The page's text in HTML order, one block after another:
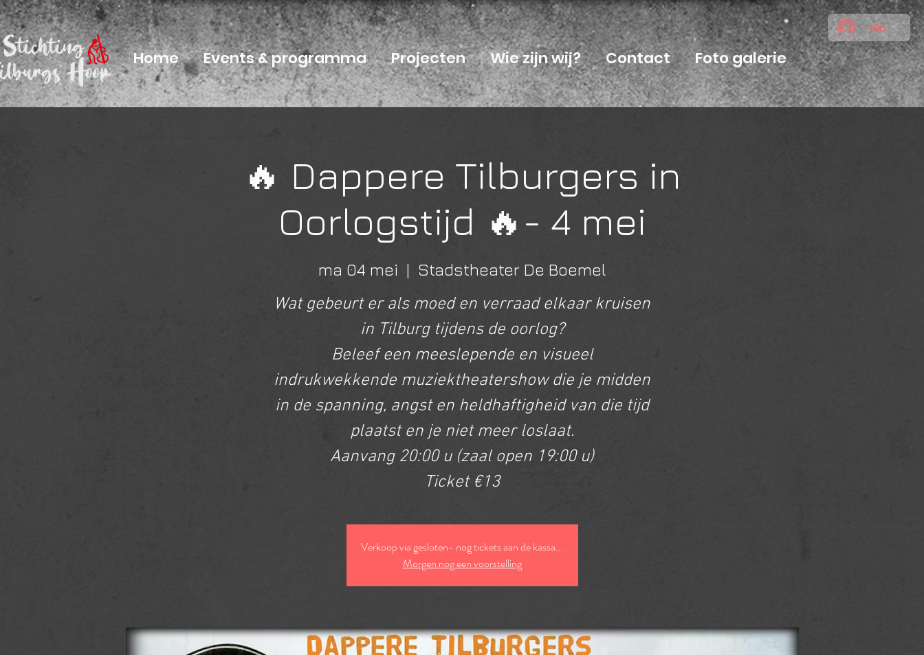
Home Events & programma Projecten Wie zijn wij? Contact Foto galerie
Inloggen
🔥 Dappere Tilburgers in
Oorlogstijd 🔥- 4 mei
ma 04 mei
  |
Stadstheater De Boemel
Wat gebeurt er als moed en verraad elkaar kruisen
in Tilburg tijdens de oorlog?
Beleef een meeslepende en visueel
indrukwekkende muziektheatershow die je midden
in de spanning, angst en heldhaftigheid van die tijd
plaatst en je niet meer loslaat.
Aanvang 20:00 u (zaal open 19:00 u)
Ticket €13
Verkoop via gesloten- nog tickets aan de kassa...
Morgen nog een voorstelling